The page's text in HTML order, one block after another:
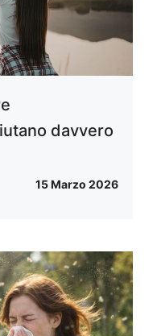
davvero
15 Marzo 2026